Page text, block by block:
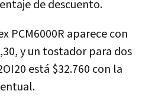
de descuento.
PCM6000R aparece con
y un tostador para dos
está $32.760 con la